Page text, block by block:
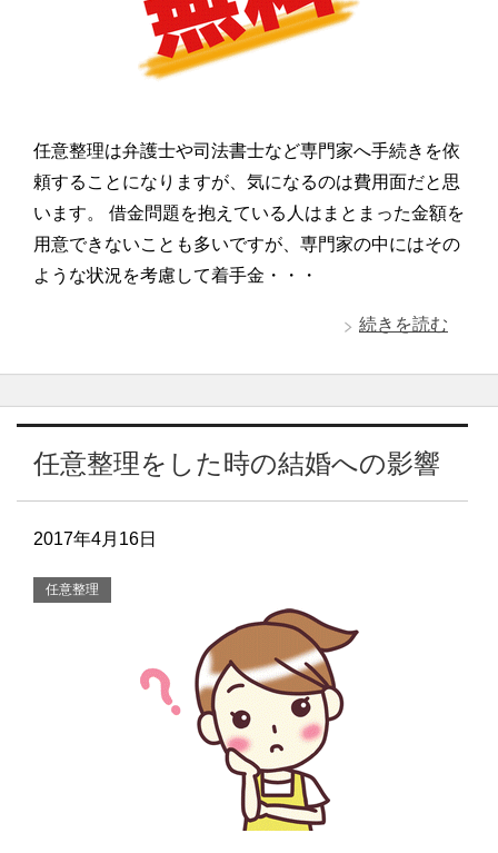
任意整理は弁護士や司法書士など専門家へ手続きを依
頼することになりますが、気になるのは費用面だと思
います。 借金問題を抱えている人はまとまった金額を
用意できないことも多いですが、専門家の中にはその
ような状況を考慮して着手金・・・
続きを読む
任意整理をした時の結婚への影響
2017年4月16日
任意整理